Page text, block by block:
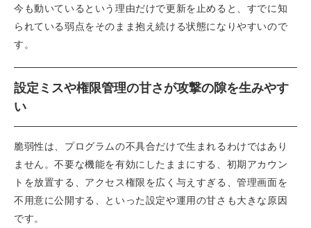
今も動いているという理由だけで更新を止めると、すでに知
られている弱点をそのまま抱え続ける状態になりやすいので
す。
設定ミスや権限管理の甘さが攻撃の隙を生みやす
い
脆弱性は、プログラムの不具合だけで生まれるわけではあり
ません。不要な機能を有効にしたままにする、初期アカウン
トを放置する、アクセス権限を広く与えすぎる、管理画面を
不用意に公開する、といった設定や運用の甘さも大きな原因
です。